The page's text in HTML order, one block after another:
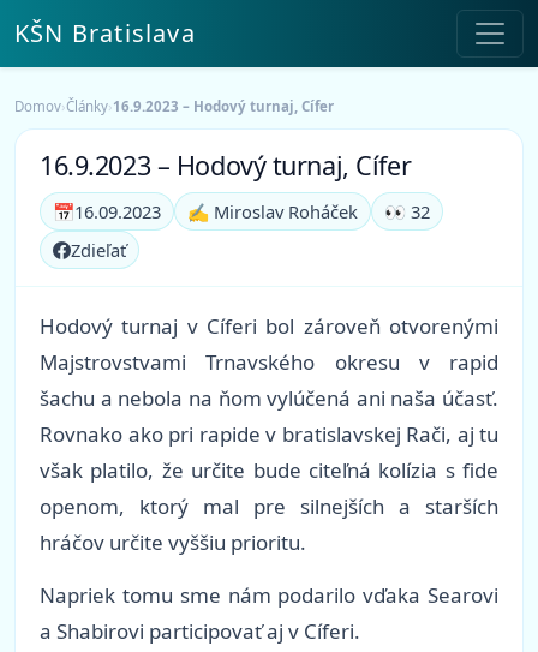
KŠN Bratislava
Domov›Články›16.9.2023 – Hodový turnaj, Cífer
16.9.2023 – Hodový turnaj, Cífer
📅16.09.2023 ✍️ Miroslav Roháček
👀 32
Zdieľať
Hodový turnaj v Cíferi bol zároveň otvorenými
Majstrovstvami Trnavského okresu v rapid
šachu a nebola na ňom vylúčená ani naša účasť.
Rovnako ako pri rapide v bratislavskej Rači, aj tu
však platilo, že určite bude citeľná kolízia s fide
openom, ktorý mal pre silnejších a starších
hráčov určite vyššiu prioritu.
Napriek tomu sme nám podarilo vďaka Searovi
a Shabirovi participovať aj v Cíferi.